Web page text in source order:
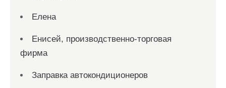
Елена
Енисей, производственно-торговая
фирма
Заправка автокондиционеров